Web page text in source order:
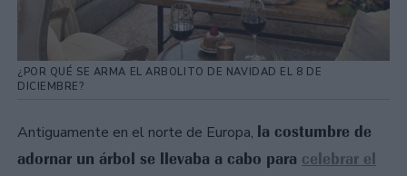
¿POR QUÉ SE ARMA EL ARBOLITO DE NAVIDAD EL 8 DE
DICIEMBRE?
Antiguamente en el norte de Europa, la costumbre de
adornar un árbol se llevaba a cabo para celebrar el